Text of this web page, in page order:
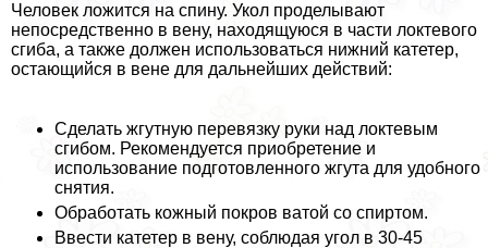
Человек ложится на спину. Укол проделывают
непосредственно в вену, находящуюся в части локтевого
сгиба, а также должен использоваться нижний катетер,
остающийся в вене для дальнейших действий:
Сделать жгутную перевязку руки над локтевым
сгибом. Рекомендуется приобретение и
использование подготовленного жгута для удобного
снятия.
Обработать кожный покров ватой со спиртом.
Ввести катетер в вену, соблюдая угол в 30-45